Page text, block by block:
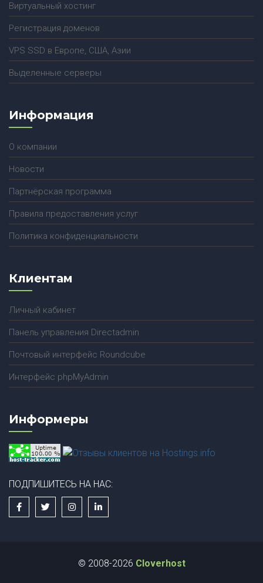
Виртуальный хостинг
Регистрация доменов
VPS SSD в Европе, США, Азии
Выделенные серверы
Информация
О компании
Новости
Партнёрская программа
Правила предоставления услуг
Политика конфиденциальности
Клиентам
Личный кабинет
Панель управления Directadmin
Почтовый интерфейс Roundcube
Интерфейс phpMyAdmin
Информеры
ПОДПИШИТЕСЬ НА НАС:
© 2008-2026 Cloverhost